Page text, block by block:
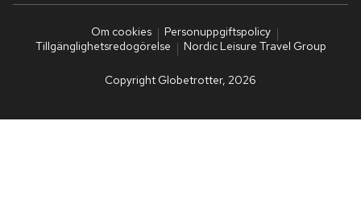
Om cookies
Personuppgiftspolicy
Tillgänglighetsredogörelse
Nordic Leisure Travel Group
Copyright Globetrotter, 2026